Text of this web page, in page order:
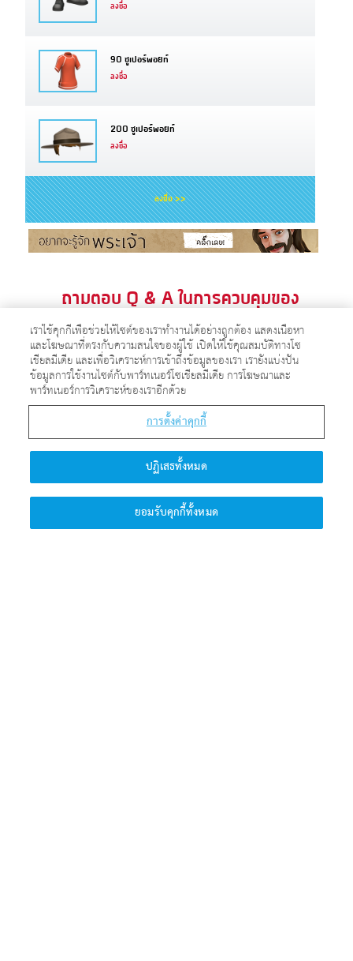
ลงชื่อ
90 ซูเปอร์พอยท์
ลงชื่อ
200 ซูเปอร์พอยท์
ลงชื่อ
ลงชื่อ >>
ถามตอบ Q & A ในการควบคุมของ
ศาสตราจารย์ควอนตัม
คริสเตียนสามารถได้ยินเสียงพระเจ้า
ตรัสกับพวกเขาได้หรือไม่?
คลิกที่นี่เพื่อค้นพบคำตอบ >>>
เราใช้คุกกี้เพื่อช่วยให้ไซต์ของเราทำงานได้อย่างถูกต้อง แสดงเนื้อหา
และโฆษณาที่ตรงกับความสนใจของผู้ใช้ เปิดให้ใช้คุณสมบัติทางโซ
เชียลมีเดีย และเพื่อวิเคราะห์การเข้าถึงข้อมูลของเรา เรายังแบ่งปัน
ข้อมูลการใช้งานไซต์กับพาร์ทเนอร์โซเชียลมีเดีย การโฆษณาและ
พาร์ทเนอร์การวิเคราะห์ของเราอีกด้วย
การตั้งค่าคุกกี้
ปฏิเสธทั้งหมด
ยอมรับคุกกี้ทั้งหมด